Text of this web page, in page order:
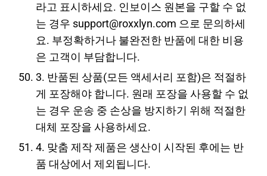
라고 표시하세요. 인보이스 원본을 구할 수 없
는 경우 support@roxxlyn.com 으로 문의하세
요. 부정확하거나 불완전한 반품에 대한 비용
은 고객이 부담합니다.
3. 반품된 상품(모든 액세서리 포함)은 적절하
게 포장해야 합니다. 원래 포장을 사용할 수 없
는 경우 운송 중 손상을 방지하기 위해 적절한
대체 포장을 사용하세요.
4. 맞춤 제작 제품은 생산이 시작된 후에는 반
품 대상에서 제외됩니다.